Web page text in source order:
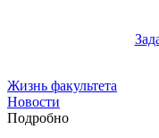
Жизнь факультета
Новости
Подробно